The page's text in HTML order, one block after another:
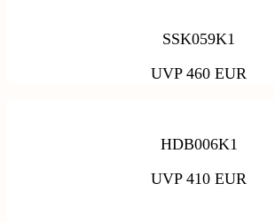
SSK059K1
UVP 460 EUR
HDB006K1
UVP 410 EUR